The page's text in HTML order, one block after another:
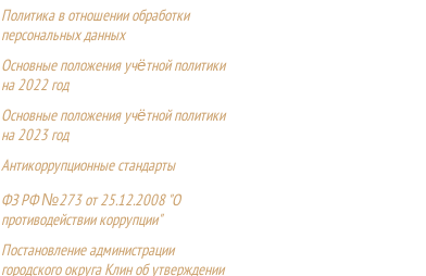
Политика в отношении обработки
персональных данных
Основные положения учётной политики
на 2022 год
Основные положения учётной политики
на 2023 год
Антикоррупционные стандарты
ФЗ РФ №273 от 25.12.2008 "О
противодействии коррупции"
Постановление администрации
городского округа Клин об утверждении